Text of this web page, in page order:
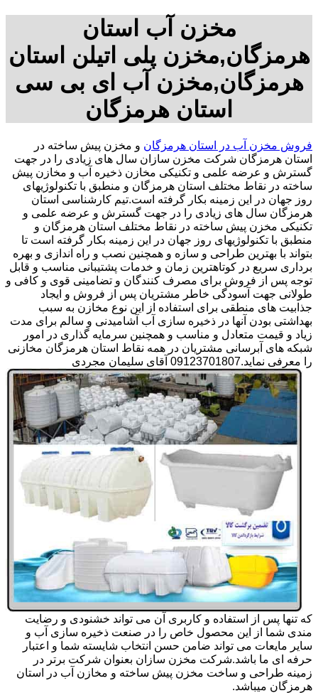
مخزن آب استان
هرمزگان,مخزن پلی اتیلن استان
هرمزگان,مخزن آب ای بی سی
استان هرمزگان
فروش مخزن آب در استان هرمزگان و مخزن پیش ساخته در
استان هرمزگان شرکت مخزن سازان سال های زیادی را در جهت
گسترش و عرضه علمی و تکنیکی مخازن ذخیره آب و مخازن پیش
ساخته در نقاط مختلف استان هرمزگان و منطبق با تکنولوژیهای
روز جهان در این زمینه بکار گرفته است.تیم کارشناسی استان
هرمزگان سال های زیادی را در جهت گسترش و عرضه علمی و
تکنیکی مخزن پیش ساخته در نقاط مختلف استان هرمزگان و
منطبق با تکنولوژیهای روز جهان در این زمینه بکار گرفته است تا
بتواند با بهترین طراحی و سازه و همچنین نصب و راه اندازی و بهره
برداری سریع در کوتاهترین زمان و خدمات پشتیبانی مناسب و قابل
توجه پس از فروش برای مصرف کنندگان و تضامینی قوی و کافی و
طولانی جهت آسودگی خاطر مشتریان پس از فروش و ایجاد
جذابیت های منطقی برای استفاده از این نوع مخازن به سبب
بهداشتی بودن آنها در ذخیره سازی آب آشامیدنی و سالم برای مدت
زیاد و قیمت متعادل و مناسب و همچنین سرمایه گذاری در امور
شبکه های آبرسانی مشتریان در همه نقاط استان هرمزگان مخازنی
را معرفی نماید.09123701807 آقای سلیمان مجردی
که تنها پس از استفاده و کاربری آن می تواند خشنودی و رضایت
مندی شما از این محصول خاص را در صنعت ذخیره سازی آب و
سایر مایعات می تواند ضامن حسن انتخاب شایسته شما و اعتبار
حرفه ای ما باشد.شرکت مخزن سازان بعنوان شرکت برتر در
زمینه طراحی و ساخت مخزن پیش ساخته و مخازن آب در استان
هرمزگان میباشد.